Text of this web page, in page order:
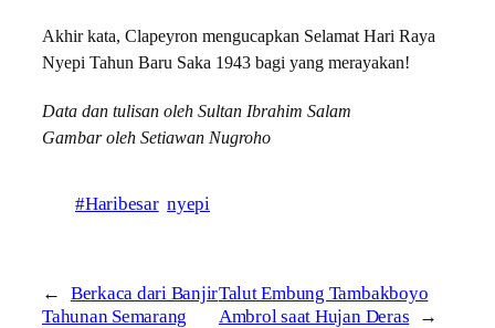
Akhir kata, Clapeyron mengucapkan Selamat Hari Raya
Nyepi Tahun Baru Saka 1943 bagi yang merayakan!
Data dan tulisan oleh Sultan Ibrahim Salam
Gambar oleh Setiawan Nugroho
#Haribesar nyepi
←
Berkaca dari Banjir
Tahunan Semarang
Talut Embung Tambakboyo
Ambrol saat Hujan Deras
→